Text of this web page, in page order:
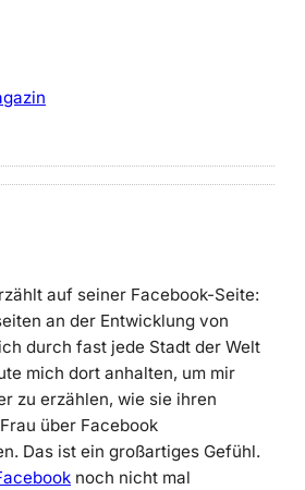
auf seiner Facebook-Seite:
an der Entwicklung von
durch fast jede Stadt der Welt
mich dort anhalten, um mir
zu erzählen, wie sie ihren
über Facebook
Das ist ein großartiges Gefühl.
noch nicht mal